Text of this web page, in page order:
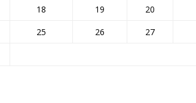
18 19 20
25 26 27